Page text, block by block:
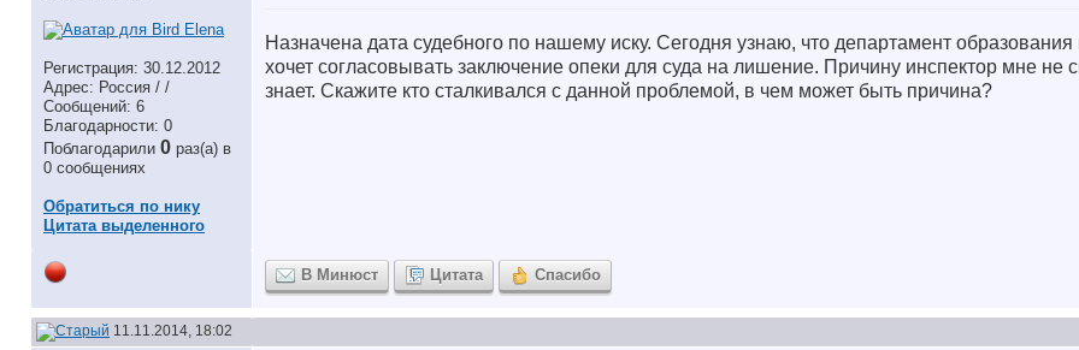
Регистрация: 30.12.2012
Адрес: Россия / /
Сообщений: 6
Благодарности: 0
Поблагодарили 0 раз(а) в
0 сообщениях
Обратиться по нику
Цитата выделенного
Назначена дата судебного по нашему иску. Сегодня узнаю, что департамент
хочет согласовывать заключение опеки для суда на лишение. Причину инспектор мне не
знает. Скажите кто сталкивался с данной проблемой, в чем может быть причина?
В Минюст Цитата Спасибо
11.11.2014, 18:02